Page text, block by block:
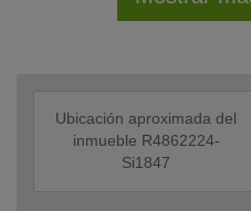
Ubicación aproximada del
inmueble R4862224-
Si1847